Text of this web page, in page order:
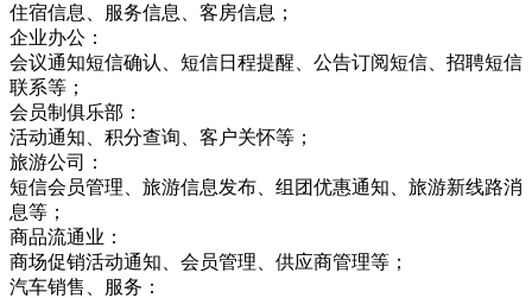
住宿信息、服务信息、客房信息；
企业办公：
会议通知短信确认、短信日程提醒、公告订阅短信、招聘短信
联系等；
会员制俱乐部：
活动通知、积分查询、客户关怀等；
旅游公司：
短信会员管理、旅游信息发布、组团优惠通知、旅游新线路消
息等；
商品流通业：
商场促销活动通知、会员管理、供应商管理等；
汽车销售、服务：